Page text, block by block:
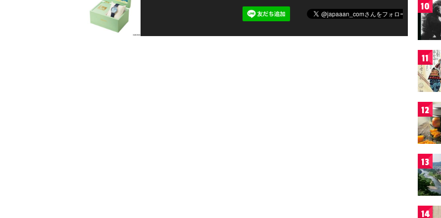
10
11
12
13
14